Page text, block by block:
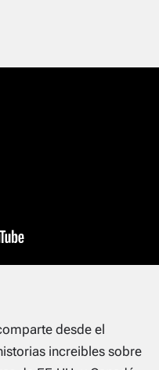
desde el
increibles sobre